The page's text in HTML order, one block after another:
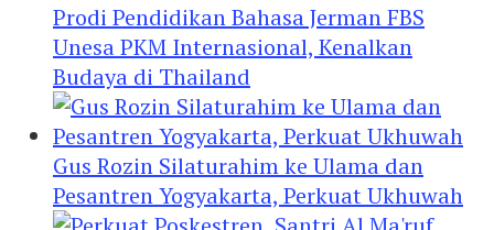
Prodi Pendidikan Bahasa Jerman FBS
Unesa PKM Internasional, Kenalkan
Budaya di Thailand
Gus Rozin Silaturahim ke Ulama dan
Pesantren Yogyakarta, Perkuat Ukhuwah